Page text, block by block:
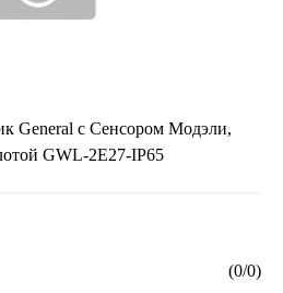
General с Сенсором Модэли,
GWL-2E27-IP65
(0/0)